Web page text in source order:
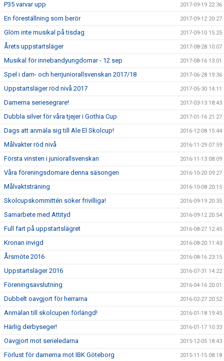
P35 varvar upp 2017-09-19 22:36
En föreställning som berör 2017-09-12 20:27
Glöm inte musikal på tisdag 2017-09-10 15:25
Årets uppstartsläger 2017-08-28 10:07
Musikal för innebandyungdomar - 12 sep 2017-08-16 13:01
Spel i dam- och herrjuniorallsvenskan 2017/18 2017-06-28 19:36
Uppstartsläger röd nivå 2017 2017-05-30 14:11
Damerna seriesegrare! 2017-03-13 18:43
Dubbla silver för våra tjejer i Gothia Cup 2017-01-16 21:27
Dags att anmäla sig till Ale El Skolcup! 2016-12-08 15:44
Målvakter röd nivå 2016-11-29 07:59
Första vinsten i juniorallsvenskan 2016-11-13 08:09
Våra föreningsdomare denna säsongen 2016-10-20 09:27
Målvaktsträning 2016-10-08 20:15
Skolcupskommittén söker frivilliga! 2016-09-19 20:35
Samarbete med Attityd 2016-09-12 20:54
Full fart på uppstartslägret 2016-08-27 12:45
Kronan invigd 2016-08-20 11:43
Årsmöte 2016 2016-08-16 23:15
Uppstartsläger 2016 2016-07-31 14:22
Föreningsavslutning 2016-04-16 20:01
Dubbelt oavgjort för herrarna 2016-02-27 20:52
Anmälan till skolcupen förlängd! 2016-01-18 19:45
Härlig derbyseger! 2016-01-17 10:33
Oavgjort mot serieledarna 2015-12-05 18:43
Förlust för damerna mot IBK Göteborg 2015-11-15 08:18